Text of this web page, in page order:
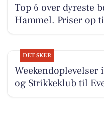
Top 6 over dyreste
Hammel. Priser op
DET SKER
Weekendoplevelser
og Strikkeklub til